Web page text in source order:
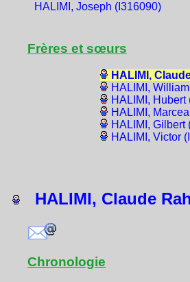
HALIMI, Joseph (I316090)
Frères et sœurs
HALIMI,
HALIMI,
HALIMI, Hubert
HALIMI,
HALIMI, Gilbert
HALIMI, Victor
HALIMI, Claude
Chronologie